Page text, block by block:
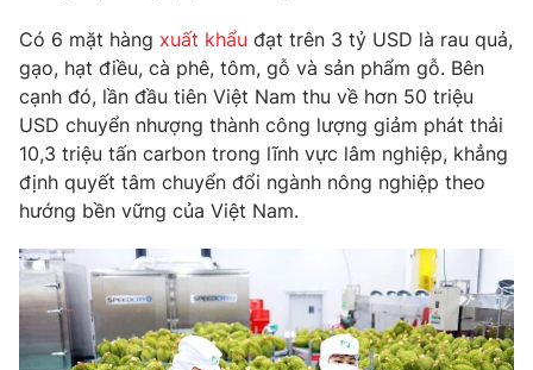
Phim VTV
Hậu trường
Nhân vật
Khán giả
Giải sao mai
Giải trí
Điện ảnh
Âm nhạc
Sao
Đời sống
Du lịch
Làm đẹp
Chất lượng cuộc sống
Giáo dục
Tuyển sinh
Học trực tuyến
Công nghệ
Hitech Công nghệ tương lai
Giao lưu trực tuyến
Có 6 mặt hàng xuất khẩu đạt trên 3 tỷ USD là rau quả,
gạo, hạt điều, cà phê, tôm, gỗ và sản phẩm gỗ. Bên
cạnh đó, lần đầu tiên Việt Nam thu về hơn 50 triệu
USD chuyển nhượng thành công lượng giảm phát thải
10,3 triệu tấn carbon trong lĩnh vực lâm nghiệp, khẳng
định quyết tâm chuyển đổi ngành nông nghiệp theo
hướng bền vững của Việt Nam.